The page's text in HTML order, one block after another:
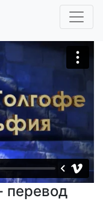
перевод